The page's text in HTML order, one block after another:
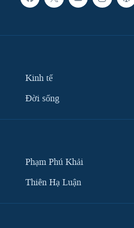
Kinh tế
Ðời sống
Phạm Phú Khải
Thiên Hạ Luận